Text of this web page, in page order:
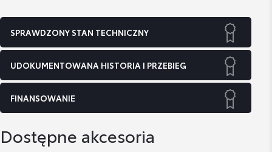
SPRAWDZONY STAN TECHNICZNY
UDOKUMENTOWANA HISTORIA I PRZEBIEG
FINANSOWANIE
Dostępne akcesoria